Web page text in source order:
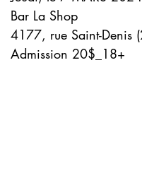
Bar La Shop
4177, rue Saint-Denis
Admission 20$_18+